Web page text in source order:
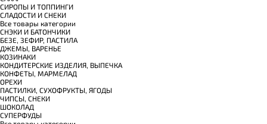
СИРОПЫ И ТОППИНГИ
СЛАДОСТИ И СНЕКИ
Все товары категории
СНЭКИ И БАТОНЧИКИ
БЕЗЕ, ЗЕФИР, ПАСТИЛА
ДЖЕМЫ, ВАРЕНЬЕ
КОЗИНАКИ
КОНДИТЕРСКИЕ ИЗДЕЛИЯ, ВЫПЕЧКА
КОНФЕТЫ, МАРМЕЛАД
ОРЕХИ
ПАСТИЛКИ, СУХОФРУКТЫ, ЯГОДЫ
ЧИПСЫ, СНЕКИ
ШОКОЛАД
СУПЕРФУДЫ